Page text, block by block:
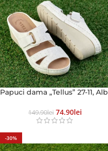
Papuci dama „Tellus” 27-11, Alb
149.90Lei 74.90Lei
-30%